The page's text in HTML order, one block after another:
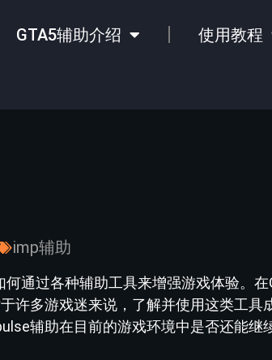
GTA5辅助介绍 使用教程
imp辅助
通过各种辅助工具来增强游戏体验。在
许多游戏迷来说，了解并使用这类工具
辅助在目前的游戏环境中是否还能继